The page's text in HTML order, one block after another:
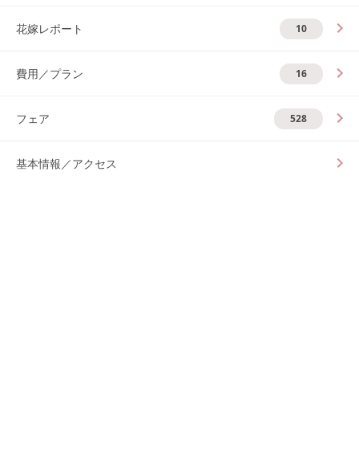
花嫁レポート 10
費用／プラン 16
フェア 528
基本情報／アクセス